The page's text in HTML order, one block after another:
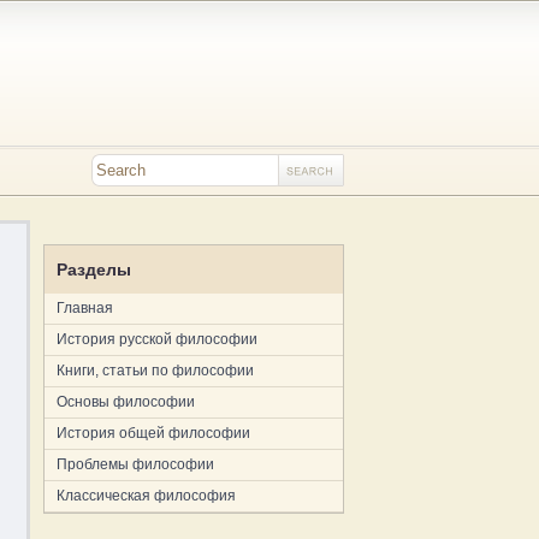
Разделы
Главная
История русской философии
Книги, статьи по философии
Основы философии
История общей философии
Проблемы философии
Классическая философия